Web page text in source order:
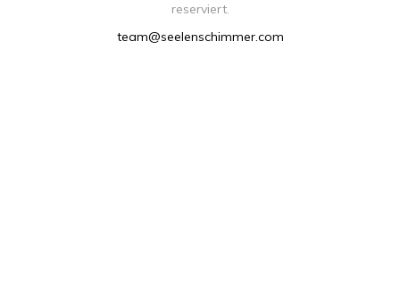
reserviert.
team@seelenschimmer.com